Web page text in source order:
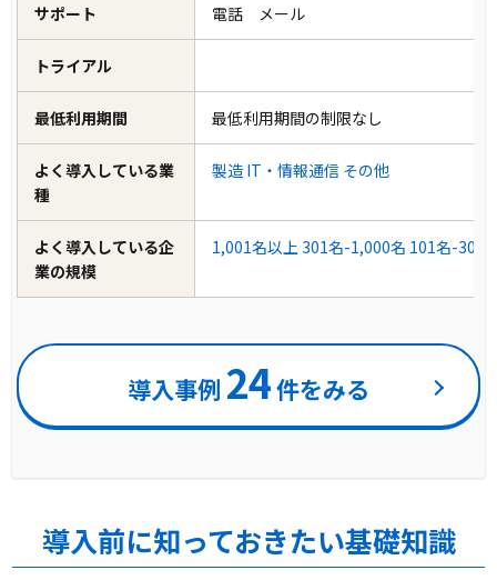
サポート 電話 メール
トライアル
最低利用期間 最低利用期間の制限なし
よく導入している業
種
製造 IT・情報通信 その他
よく導入している企
業の規模
1,001名以上 301名-1,000名 101名-300
導入事例 24件をみる
導入前に知っておきたい基礎知識